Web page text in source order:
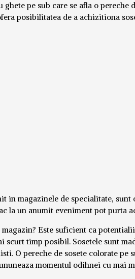
pe sub care se afla o pereche
posibilitatea de a achizitiona
magazinele de specialitate,
un anumit eveniment pot purta
Este suficient ca
timp posibil. Sosetele sunt
pereche de sosete colorate pe
momentul odihnei cu mai